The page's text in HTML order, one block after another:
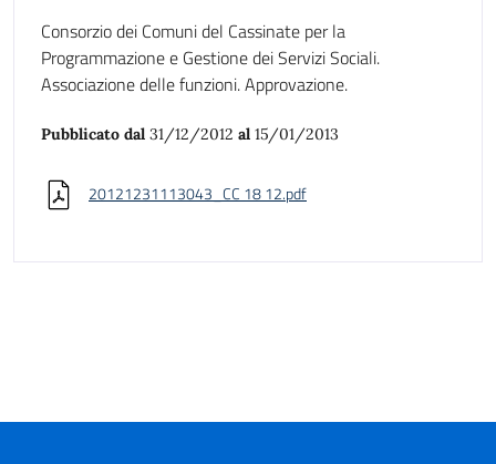
Consorzio dei Comuni del Cassinate per la
Programmazione e Gestione dei Servizi Sociali.
Associazione delle funzioni. Approvazione.
Pubblicato dal 31/12/2012 al 15/01/2013
20121231113043_CC 18 12.pdf